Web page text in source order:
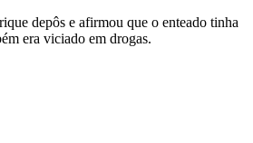
depôs e afirmou que o enteado tinha
era viciado em drogas.